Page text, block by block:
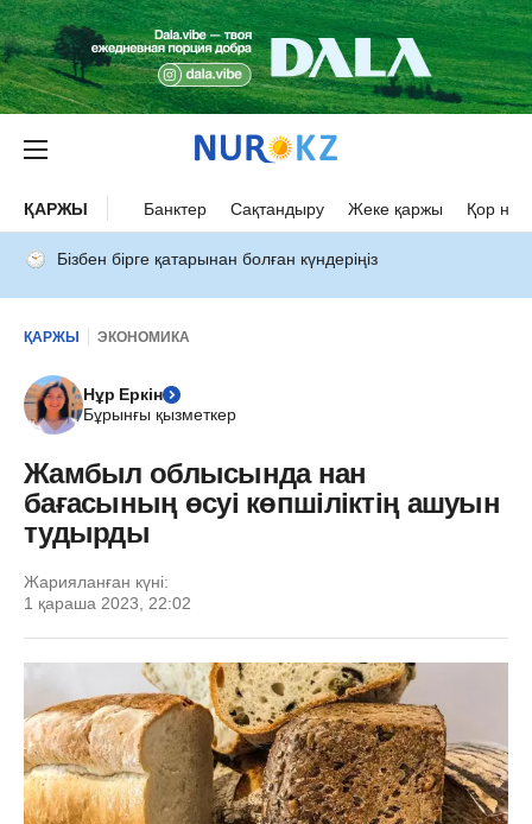
ҚАРЖЫ Банктер Сақтандыру Жеке қаржы Қор
Бізбен бірге қатарынан болған күндеріңіз
ҚАРЖЫ ЭКОНОМИКА
Нұр Еркін
Бұрынғы қызметкер
Жамбыл облысында нан
бағасының өсуі көпшіліктің ашуын
тудырды
Жарияланған күні:
1 қараша 2023, 22:02